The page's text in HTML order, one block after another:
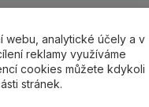
dle výběru 330-
webu, analytické účely a v
reklamy využíváme
cookies můžete kdykoli
stránek.